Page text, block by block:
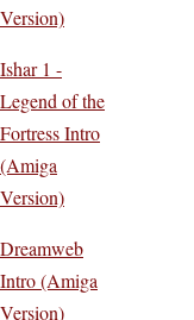
Version)
Ishar 1 -
Legend of the
Fortress Intro
(Amiga
Version)
Dreamweb
Intro (Amiga
Version)